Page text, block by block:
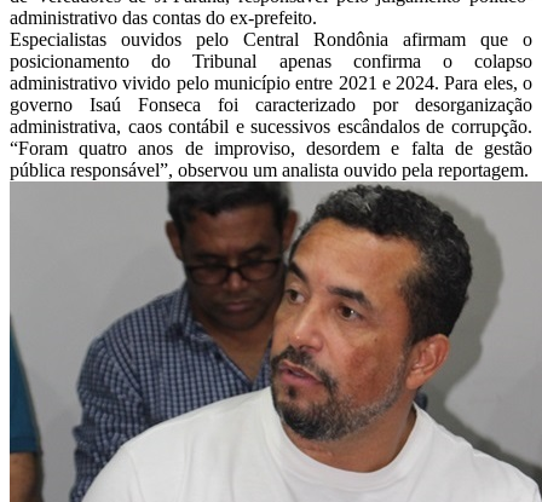
administrativo das contas do ex-prefeito.
Especialistas ouvidos pelo Central Rondônia afirmam que o
posicionamento do Tribunal apenas confirma o colapso
administrativo vivido pelo município entre 2021 e 2024. Para eles, o
governo Isaú Fonseca foi caracterizado por desorganização
administrativa, caos contábil e sucessivos escândalos de corrupção.
“Foram quatro anos de improviso, desordem e falta de gestão
pública responsável”, observou um analista ouvido pela reportagem.